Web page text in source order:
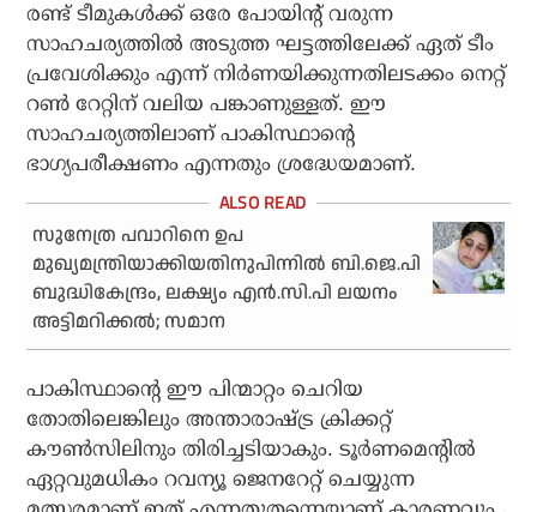
രണ്ട് ടീമുകള്‍ക്ക് ഒരേ പോയിന്റ് വരുന്ന
സാഹചര്യത്തില്‍ അടുത്ത ഘട്ടത്തിലേക്ക് ഏത് ടീം
പ്രവേശിക്കും എന്ന് നിര്‍ണയിക്കുന്നതിലടക്കം നെറ്റ്
റണ്‍ റേറ്റിന് വലിയ പങ്കാണുള്ളത്. ഈ
സാഹചര്യത്തിലാണ് പാകിസ്ഥാന്റെ
ഭാഗ്യപരീക്ഷണം എന്നതും ശ്രദ്ധേയമാണ്.
സുനേത്ര പവാറിനെ ഉപ
മുഖ്യമന്ത്രിയാക്കിയതിനുപിന്നിൽ ബി.ജെ.പി
ബുദ്ധികേന്ദ്രം, ലക്ഷ്യം എൻ.സി.പി ലയനം
അട്ടിമറിക്കൽ; സമാന
പാകിസ്ഥാന്റെ ഈ പിന്മാറ്റം ചെറിയ
തോതിലെങ്കിലും അന്താരാഷ്ട്ര ക്രിക്കറ്റ്
കൗണ്‍സിലിനും തിരിച്ചടിയാകും. ടൂര്‍ണമെന്റില്‍
ഏറ്റവുമധികം റവന്യൂ ജെനറേറ്റ് ചെയ്യുന്ന